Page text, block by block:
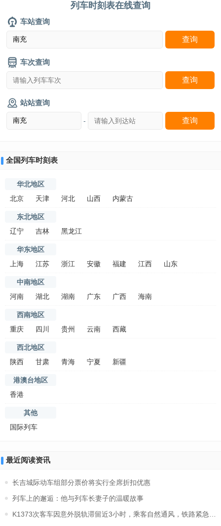
列车时刻表在线查询
车站查询
车次查询
站站查询
-
全国列车时刻表
华北地区
北京
天津 河北 山西 内蒙古
东北地区
辽宁
吉林 黑龙江
华东地区
上海
江苏 浙江 安徽 福建 江西 山东
中南地区
河南
湖北 湖南 广东 广西 海南
西南地区
重庆
四川 贵州 云南 西藏
西北地区
陕西
甘肃 青海 宁夏 新疆
港澳台地区
香港
其他
国际列车
最近阅读资讯
长吉城际动车组部分票价将实行全席折扣优惠
列车上的邂逅：他与列车长妻子的温暖故事
K1373次客车因意外脱轨滞留近3小时，乘客自然通风，铁路紧急救